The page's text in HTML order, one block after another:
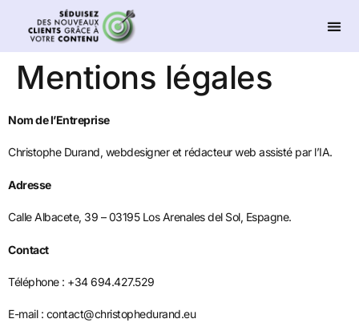
Mentions légales
Nom de l’Entreprise
Christophe Durand, webdesigner et rédacteur web assisté par l’IA.
Adresse
Calle Albacete, 39 – 03195 Los Arenales del Sol, Espagne.
Contact
Téléphone : +34 694.427.529
E-mail : contact@christophedurand.eu